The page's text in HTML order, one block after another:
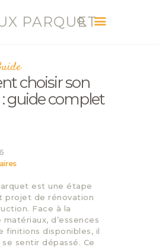
PARQUET
choisir son
guide complet
est une étape
projet de rénovation
Face à la
d’essences
finitions disponibles, il
sentir dépassé. Ce